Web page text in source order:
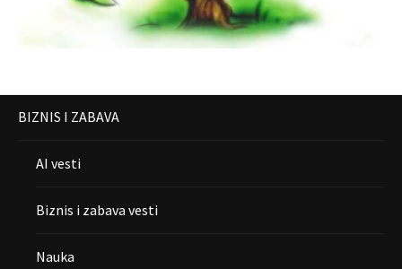
BIZNIS I ZABAVA
AI vesti
Biznis i zabava vesti
Nauka